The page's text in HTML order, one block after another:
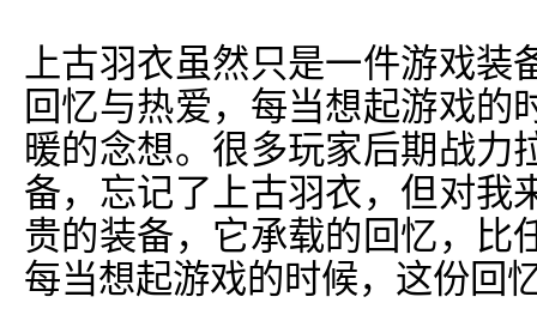
上古羽衣虽然只是一件游戏装
回忆与热爱，每当想起游戏的
暖的念想。很多玩家后期战力
备，忘记了上古羽衣，但对我
贵的装备，它承载的回忆，比
每当想起游戏的时候，这份回